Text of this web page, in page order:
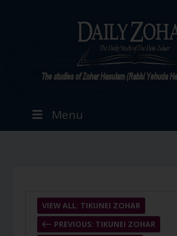
Menu
PREVIOUS: TIKUNEI ZOHAR
VIEW ALL: TIKUNEI ZOHAR